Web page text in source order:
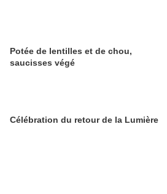
Potée de lentilles et de chou,
saucisses végé
Célébration du retour de la Lumière